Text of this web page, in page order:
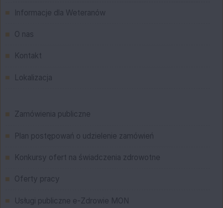
Informacje dla Weteranów
O nas
Kontakt
Lokalizacja
Menu
Zamówienia publiczne
Plan postępowań o udzielenie zamówień
Konkursy ofert na świadczenia zdrowotne
Oferty pracy
Usługi publiczne e-Zdrowie MON